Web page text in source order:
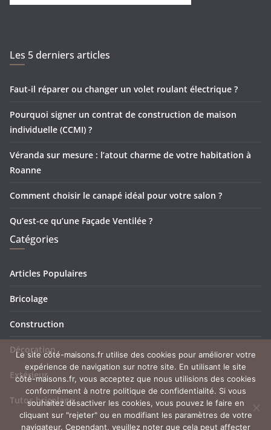
Les 5 derniers articles
Faut-il réparer ou changer un volet roulant électrique ?
Pourquoi signer un contrat de construction de maison
individuelle (CCMI) ?
Véranda sur mesure : l’atout charme de votre habitation à
Roanne
Comment choisir le canapé idéal pour votre salon ?
Qu’est-ce qu’une Façade Ventilée ?
Catégories
Articles Populaires
Bricolage
Construction
Décoration
Extérieur
Tutos bricolage
Le site côté-maisons.fr utilise des cookies pour améliorer votre
expérience de navigation sur notre site. En utilisant le site
côté-maisons.fr, vous acceptez que nous utilisions des cookies
conformément à notre politique de confidentialité. Si vous
souhaitez désactiver les cookies, vous pouvez le faire en
cliquant sur "rejeter" ou en modifiant les paramètres de votre
navigateur. Cependant, veuillez noter que cela peut affecter